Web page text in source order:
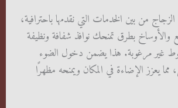
من بين الخدمات التي نقدمها باحترافية،
والأوساخ بطرق تمنحك نوافذ شفافة ونظيفة
غير مرغوبة. هذا يضمن دخول الضوء
يعزز الإضاءة في المكان ويمنحه مظهرًا